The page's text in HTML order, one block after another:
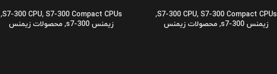
S7-300 CPU, S7-300 Compact CPUs
,
زیمنس s7-300
, محصولات زیمنس
S7-300 CPU, S7-300 Compact CPUs
,
زیمنس s7-300
, محصولات زیمنس